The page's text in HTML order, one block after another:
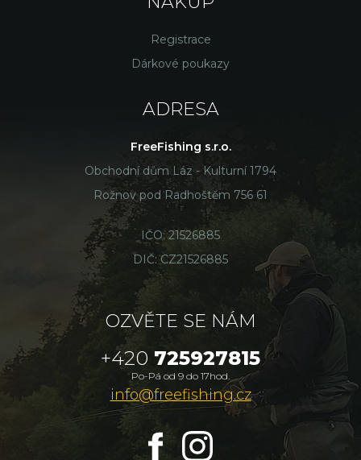
Registrace
Dárkové poukazy
ADRESA
FreeFishing s.r.o.
Obchodní dům Láz - Kulturní 1794
Rožnov pod Radhoštěm 756 61
IČO: 21526885
DIČ: CZ21526885
OZVĚTE SE NÁM
+420 725927815
Po-Pá od 9 do 17hod.
info@freefishing.cz